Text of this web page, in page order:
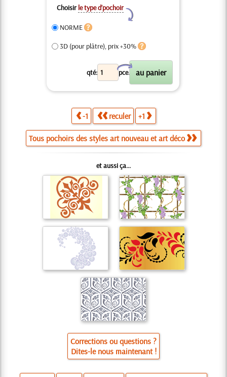
Choisir le type d’pochoir
Y
NORME
3D (pour plâtre), prix +30%
qté: pce.
X
-1 reculer +1
Tous pochoirs des styles art nouveau et art déco
et aussi ça...
Corrections ou questions ?
Dites-le nous maintenant !